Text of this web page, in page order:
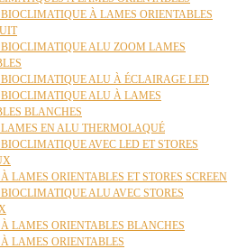
À LAMES ORIENTABLES
BIOCLIMATIQUE ALU ZOOM LAMES
BIOCLIMATIQUE ALU À ÉCLAIRAGE LED
BIOCLIMATIQUE ALU À LAMES
BLANCHES
EN ALU THERMOLAQUÉ
AVEC LED ET STORES
LAMES ORIENTABLES ET STORES SCREEN
ALU AVEC STORES
LAMES ORIENTABLES BLANCHES
LAMES ORIENTABLES